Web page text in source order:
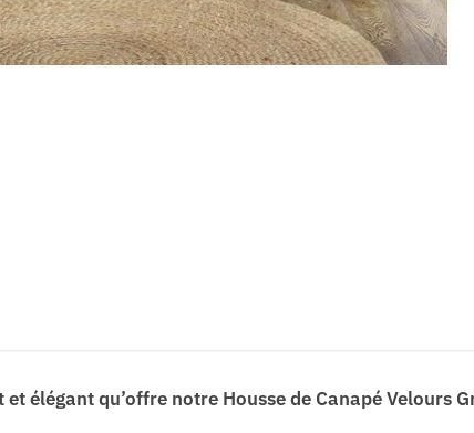
élégant qu’offre notre Housse de Canapé Velours